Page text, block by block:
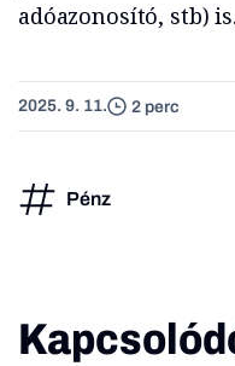
adóazonosító, stb) is.
2025. 9. 11. 2 perc
Pénz